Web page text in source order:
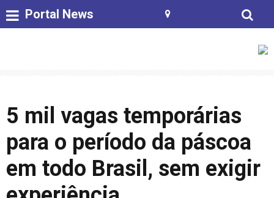
Portal News
5 mil vagas temporárias
para o período da páscoa
em todo Brasil, sem exigir